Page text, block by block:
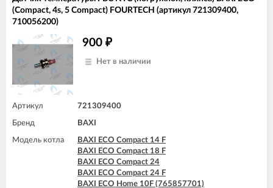
BAXI ECO-4s 10 F
BAXI ECO-4s 18 F
BAXI FOURTECH 1.14
BAXI FOURTECH 1.14 F
BAXI FOURTECH 1.24
BAXI FOURTECH 24 F (CSR)
(Compact, 4s, 5 Compact) FOURTECH (артикул 721309400,
710056200)
900 ₽
Нет в наличии
Артикул 721309400
Бренд BAXI
Модель котла
BAXI ECO Compact 14 F
BAXI ECO Compact 18 F
BAXI ECO Compact 24
BAXI ECO Compact 24 F
BAXI ECO Home 10F (765857701)